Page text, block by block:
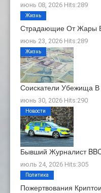
июнь 08, 2026 Hits:289
Страдающие От Жары
июнь 23, 2026 Hits:289
Жизнь
Соискатели Убежища
июнь 30, 2026 Hits:290
Жизнь
Бывший Журналист
июль 24, 2026 Hits:305
Новости
Пожертвования
Политика